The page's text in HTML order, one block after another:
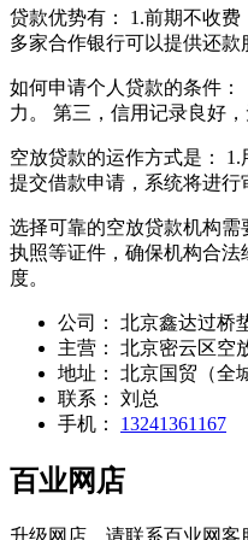
贷款优势有： 1.前期不收
多家合作银行可以提供还
如何申请个人贷款的条件
力。 第三，信用记录良好
空放贷款的运作方式是：
提交借款申请，系统将进
选择可靠的空放贷款机构
执照等证件，确保机构合
度。
公司：
北京鑫达过桥
主营：
北京密云区空
地址：
北京国贸（全
联系：
刘总
手机：
13241361167
百业网店
升级网店，请联系百业网客